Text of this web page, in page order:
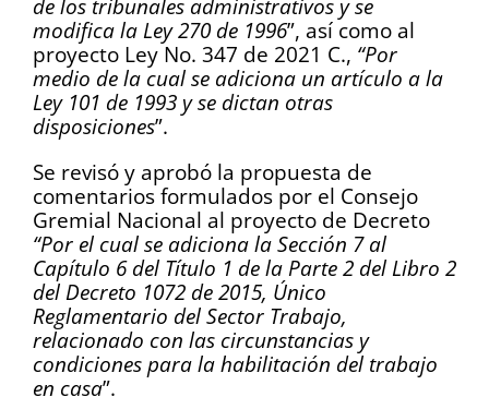
de los tribunales administrativos y se
modifica la Ley 270 de 1996”, así como al
proyecto Ley No. 347 de 2021 C., “Por
medio de la cual se adiciona un artículo a la
Ley 101 de 1993 y se dictan otras
disposiciones”.
Se revisó y aprobó la propuesta de
comentarios formulados por el Consejo
Gremial Nacional al proyecto de Decreto
“Por el cual se adiciona la Sección 7 al
Capítulo 6 del Título 1 de la Parte 2 del Libro 2
del Decreto 1072 de 2015, Único
Reglamentario del Sector Trabajo,
relacionado con las circunstancias y
condiciones para la habilitación del trabajo
en casa”.